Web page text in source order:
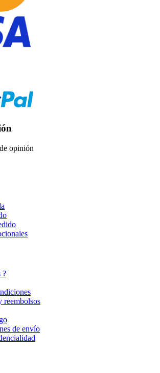
opinión
?
reembolsos
de envío